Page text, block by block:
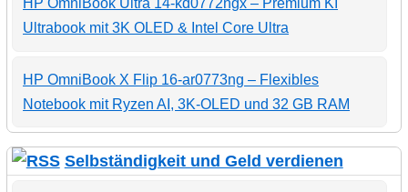
HP OmniBook Ultra 14-kd0772ngx – Premium KI
Ultrabook mit 3K OLED & Intel Core Ultra
HP OmniBook X Flip 16-ar0773ng – Flexibles
Notebook mit Ryzen AI, 3K-OLED und 32 GB RAM
Selbständigkeit und Geld verdienen